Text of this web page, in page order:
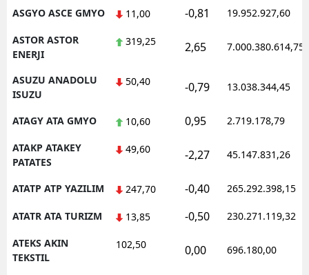
ASGYO ASCE GMYO 11,00 -0,81 19.952.927,60
ASTOR ASTOR
ENERJI
319,25 2,65 7.000.380.614,75
ASUZU ANADOLU
ISUZU
50,40 -0,79 13.038.344,45
ATAGY ATA GMYO 10,60 0,95 2.719.178,79
ATAKP ATAKEY
PATATES
49,60 -2,27 45.147.831,26
ATATP ATP YAZILIM 247,70 -0,40 265.292.398,15
ATATR ATA TURIZM 13,85 -0,50 230.271.119,32
ATEKS AKIN
TEKSTIL
102,50 0,00 696.180,00